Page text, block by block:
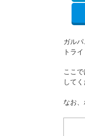
ガル
トラ
ここ
してく
なお、